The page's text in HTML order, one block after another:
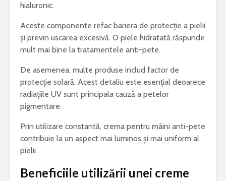
hialuronic.
Aceste componente refac bariera de protecție a pielii
și previn uscarea excesivă. O piele hidratată răspunde
mult mai bine la tratamentele anti-pete.
De asemenea, multe produse includ factor de
protecție solară. Acest detaliu este esențial deoarece
radiațiile UV sunt principala cauză a petelor
pigmentare.
Prin utilizare constantă, crema pentru mâini anti-pete
contribuie la un aspect mai luminos și mai uniform al
pielii.
Beneficiile utilizării unei creme